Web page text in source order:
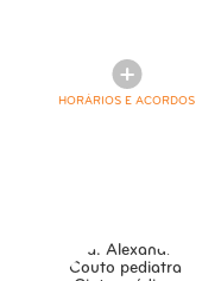
HORÁRIOS E ACORDOS